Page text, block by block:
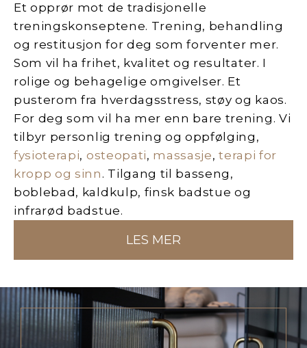
Et opprør mot de tradisjonelle
treningskonseptene. Trening, behandling
og restitusjon for deg som forventer mer.
Som vil ha frihet, kvalitet og resultater. I
rolige og behagelige omgivelser. Et
pusterom fra hverdagsstress, støy og kaos.
For deg som vil ha mer enn bare trening. Vi
tilbyr personlig trening og oppfølging,
fysioterapi, osteopati, massasje,terapi for
kropp og sinn . Tilgang til basseng,
boblebad, kaldkulp, finsk badstue og
infrarød badstue.
LES MER